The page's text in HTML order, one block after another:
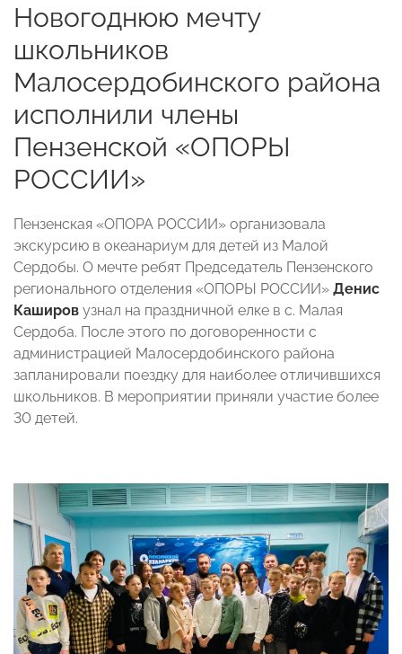
Новогоднюю мечту
школьников
Малосердобинского района
исполнили члены
Пензенской «ОПОРЫ
РОССИИ»
Пензенская «ОПОРА РОССИИ» организовала
экскурсию в океанариум для детей из Малой
Сердобы. О мечте ребят Председатель Пензенского
регионального отделения «ОПОРЫ РОССИИ» Денис
Каширов узнал на праздничной елке в с. Малая
Сердоба. После этого по договоренности с
администрацией Малосердобинского района
запланировали поездку для наиболее отличившихся
школьников. В мероприятии приняли участие более
30 детей.